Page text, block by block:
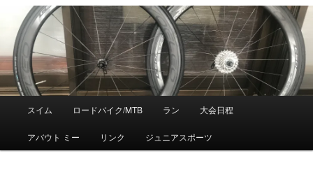
メ
メ
イ
スイム ロードバイク/MTB ラン 大会日程
アバウト ミー リンク ジュニアスポーツ